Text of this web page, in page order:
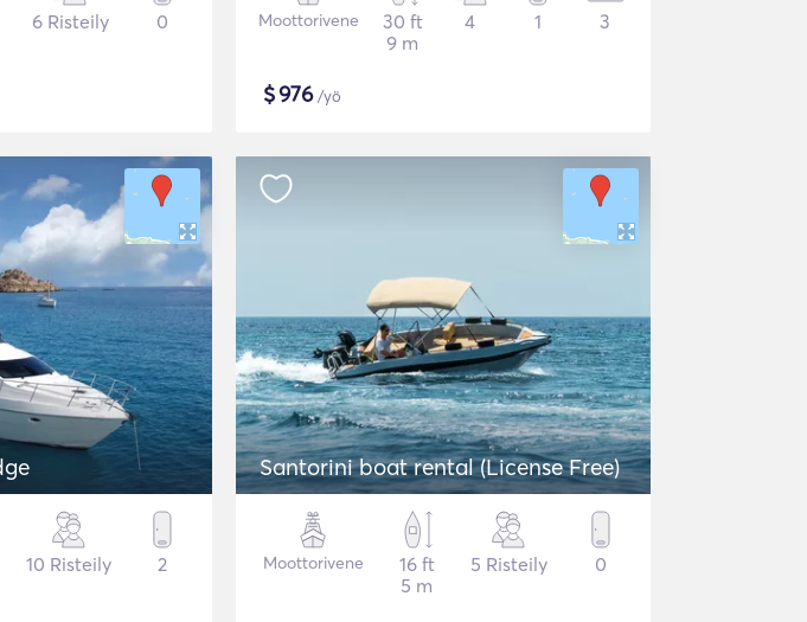
6 Risteily 0 Moottorivene
30 ft
9 m
4 1 3
$976/yö
10 Risteily 2
Santorini boat rental (License Free)
Moottorivene
16 ft
5 m
5 Risteily 0